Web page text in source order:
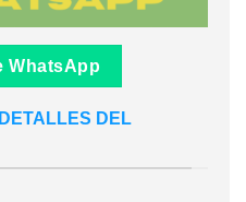
WhatsApp
DEL